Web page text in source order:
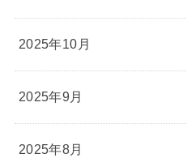
2025年10月
2025年9月
2025年8月